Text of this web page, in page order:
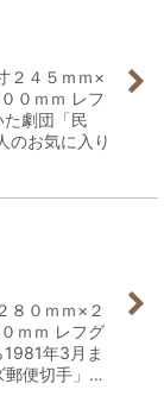
２４５ｍｍ×
０ｍｍ レフ
劇団「民
のお気に入り
８０ｍｍ×２
ｍｍ レフグ
年3月ま
郵便切手」…